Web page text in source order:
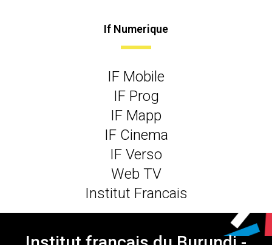
If Numerique
IF Mobile
IF Prog
IF Mapp
IF Cinema
IF Verso
Web TV
Institut Francais